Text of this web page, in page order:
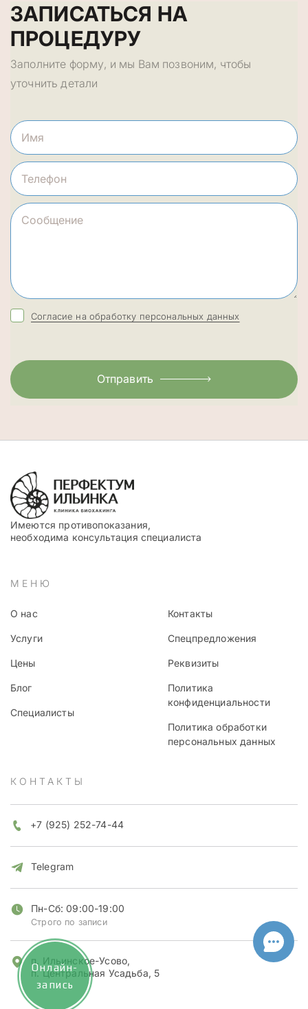
ЗАПИСАТЬСЯ НА
ПРОЦЕДУРУ
Заполните форму, и мы Вам позвоним, чтобы
уточнить детали
Согласие на обработку персональных данных
Отправить
Имеются противопоказания,
необходима консультация специалиста
МЕНЮ
О нас
Услуги
Цены
Блог
Специалисты
Контакты
Спецпредложения
Реквизиты
Политика
конфиденциальности
Политика обработки
персональных данных
КОНТАКТЫ
+7 (925) 252-74-44
Telegram
Пн-Сб: 09:00-19:00
Строго по записи
п. Ильинское-Усово,
п. Центральная Усадьба, 5
Онлайн-
запись